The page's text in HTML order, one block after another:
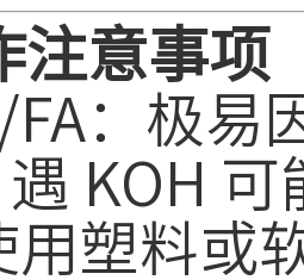
注意事项
FA：极易
KOH
用塑料或